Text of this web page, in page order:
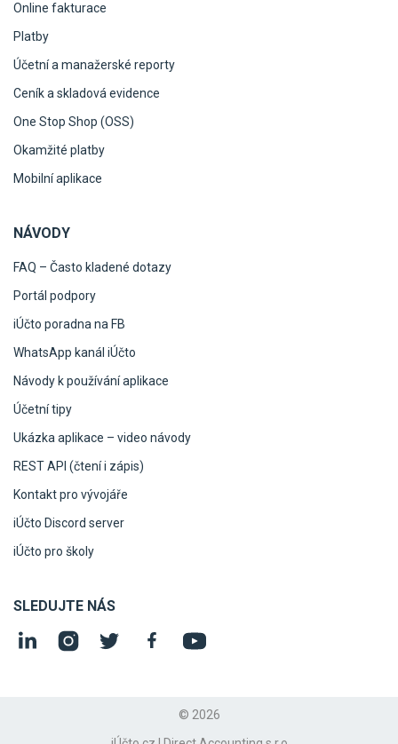
Online fakturace
Platby
Účetní a manažerské reporty
Ceník a skladová evidence
One Stop Shop (OSS)
Okamžité platby
Mobilní aplikace
NÁVODY
FAQ – Často kladené dotazy
Portál podpory
iÚčto poradna na FB
WhatsApp kanál iÚčto
Návody k používání aplikace
Účetní tipy
Ukázka aplikace – video návody
REST API (čtení i zápis)
Kontakt pro vývojáře
iÚčto Discord server
iÚčto pro školy
SLEDUJTE NÁS
© 2026